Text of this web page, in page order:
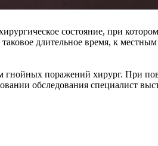
состояние, при
длительное время, к
гнойных поражений хирург. При
обследования специалист